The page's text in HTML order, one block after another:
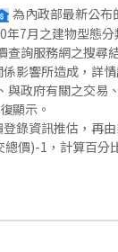
為內政部最新公布
7月之建物型態
詢服務網之搜尋
影響所造成，詳
政府有關之交
顯示。
錄資訊推估，再
價)-1，計算百分